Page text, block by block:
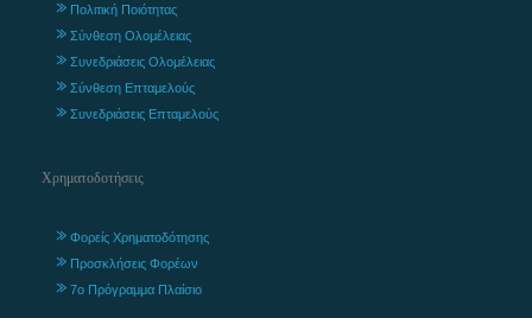
Πολιτική Ποιότητας
Σύνθεση Ολομέλειας
Συνεδριάσεις Ολομέλειας
Σύνθεση Επταμελούς
Συνεδριάσεις Επταμελούς
Χρηματοδοτήσεις
Φορείς Χρηματοδότησης
Προσκλήσεις Φορέων
7ο Πρόγραμμα Πλαίσιο